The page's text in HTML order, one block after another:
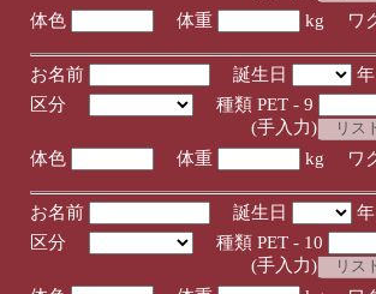
体色
体重 kg ワ
お名前 誕生日
区分
種類 PET - 9
(手入力)
体色
体重 kg ワ
お名前 誕生日
区分
種類 PET - 10
(手入力)